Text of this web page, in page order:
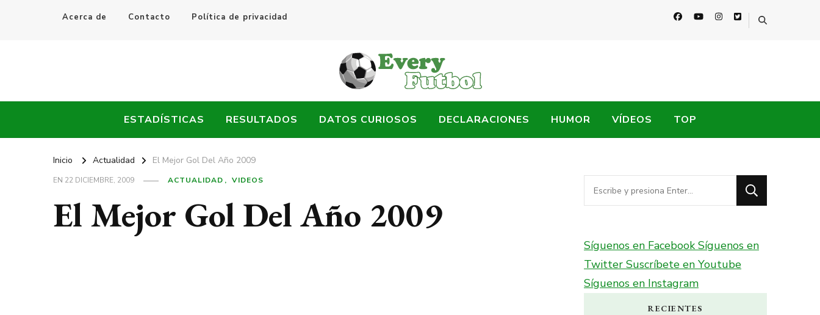
Acerca de Contacto Política de privacidad
Every Fútbol
ESTADÍSTICAS RESULTADOS DATOS CURIOSOS DECLARACIONES HUMOR VÍDEOS TOP
Inicio Actualidad El Mejor Gol Del Año 2009
EN 22 DICIEMBRE, 2009 ACTUALIDAD VIDEOS
El Mejor Gol Del Año 2009
¿Buscas
algo?
Síguenos en FacebookSíguenos en
Twitter Suscríbete en Youtube
Síguenos en Instagram
RECIENTES